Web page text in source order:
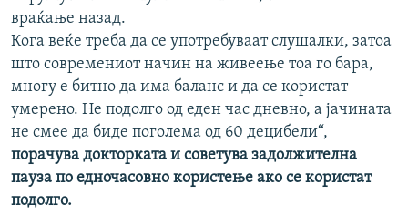
враќање назад.
Кога веќе треба да се употребуваат слушалки, затоа
што современиот начин на живеење тоа го бара,
многу е битно да има баланс и да се користат
умерено. Не подолго од еден час дневно, а јачината
не смее да биде поголема од 60 децибели“,
порачува докторката и советува задолжителна
пауза по едночасовно користење ако се користат
подолго.